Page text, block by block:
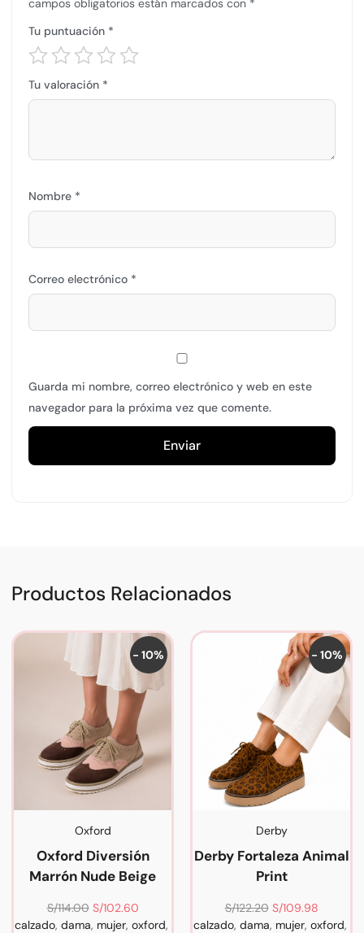
campos obligatorios están marcados con *
Tu puntuación *
Tu valoración *
Nombre *
Correo electrónico *
Guarda mi nombre, correo electrónico y web en este
navegador para la próxima vez que comente.
Productos Relacionados
- 10%
Oxford
Oxford Diversión
Marrón Nude Beige
S/114.00 S/102.60
calzado, dama, mujer, oxford,
- 10%
Derby
Derby Fortaleza Animal
Print
S/122.20 S/109.98
calzado, dama, mujer, oxford,